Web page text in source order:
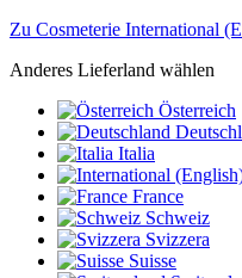
Zu Cosmeterie International
Anderes Lieferland wählen
Österreich
Italia
France
Schweiz
Svizzera
Suisse